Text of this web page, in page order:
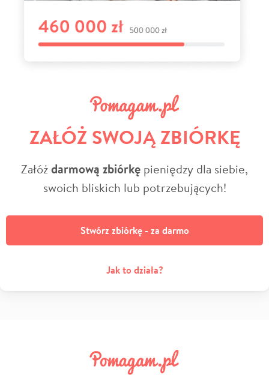
ZAŁÓŻ SWOJĄ ZBIÓRKĘ
Załóżdarmową zbiórkę pieniędzy dla siebie,
swoich bliskich lub potrzebujących!
Stwórz zbiórkę - za darmo
Jak to działa?